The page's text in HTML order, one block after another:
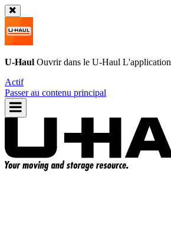
U-Haul Ouvrir dans le U-Haul L'application
Actif
Passer au contenu principal